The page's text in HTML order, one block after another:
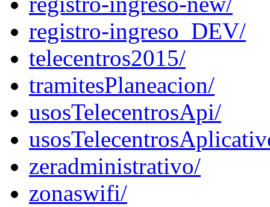
registro-ingreso_DEV/
telecentros2015/
tramitesPlaneacion/
usosTelecentrosApi/
zeradministrativo/
zonaswifi/